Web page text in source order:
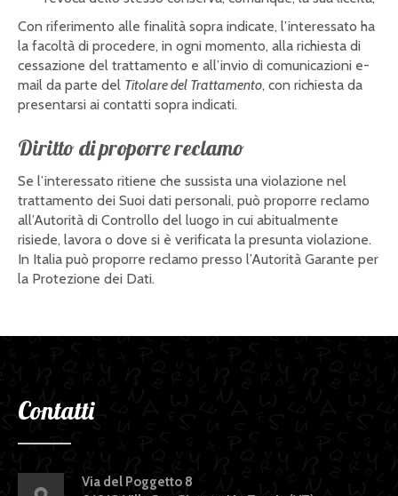
Con riferimento alle finalità sopra indicate, l’interessato ha
la facoltà di procedere, in ogni momento, alla richiesta di
cessazione del trattamento e all’invio di comunicazioni e-
mail da parte del Titolare del Trattamento, con richiesta da
presentarsi ai contatti sopra indicati.
Diritto di proporre reclamo
Se l’interessato ritiene che sussista una violazione nel
trattamento dei Suoi dati personali, può proporre reclamo
all’Autorità di Controllo del luogo in cui abitualmente
risiede, lavora o dove si è verificata la presunta violazione.
In Italia può proporre reclamo presso l’Autorità Garante per
la Protezione dei Dati.
Contatti
Via del Poggetto 8